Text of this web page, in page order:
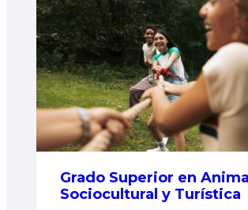
Grado Superior en
Sociocultural y Turística